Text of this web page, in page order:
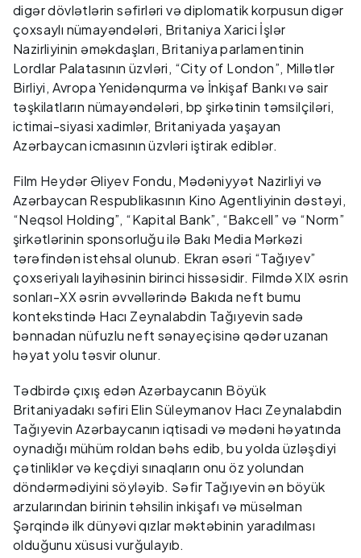
digər dövlətlərin səfirləri və diplomatik korpusun digər
çoxsaylı nümayəndələri, Britaniya Xarici İşlər
Nazirliyinin əməkdaşları, Britaniya parlamentinin
Lordlar Palatasının üzvləri, “City of London”, Millətlər
Birliyi, Avropa Yenidənqurma və İnkişaf Bankı və sair
təşkilatların nümayəndələri, bp şirkətinin təmsilçiləri,
ictimai-siyasi xadimlər, Britaniyada yaşayan
Azərbaycan icmasının üzvləri iştirak ediblər.
Film Heydər Əliyev Fondu, Mədəniyyət Nazirliyi və
Azərbaycan Respublikasının Kino Agentliyinin dəstəyi,
“Neqsol Holding”, “Kapital Bank”, “Bakcell” və “Norm”
şirkətlərinin sponsorluğu ilə Bakı Media Mərkəzi
tərəfindən istehsal olunub. Ekran əsəri “Tağıyev”
çoxseriyalı layihəsinin birinci hissəsidir. Filmdə XIX əsrin
sonları-XX əsrin əvvəllərində Bakıda neft bumu
kontekstində Hacı Zeynalabdin Tağıyevin sadə
bənnadan nüfuzlu neft sənayeçisinə qədər uzanan
həyat yolu təsvir olunur.
Tədbirdə çıxış edən Azərbaycanın Böyük
Britaniyadakı səfiri Elin Süleymanov Hacı Zeynalabdin
Tağıyevin Azərbaycanın iqtisadi və mədəni həyatında
oynadığı mühüm roldan bəhs edib, bu yolda üzləşdiyi
çətinliklər və keçdiyi sınaqların onu öz yolundan
döndərmədiyini söyləyib. Səfir Tağıyevin ən böyük
arzularından birinin təhsilin inkişafı və müsəlman
Şərqində ilk dünyəvi qızlar məktəbinin yaradılması
olduğunu xüsusi vurğulayıb.